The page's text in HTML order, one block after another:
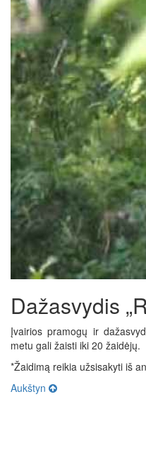
Dažasvydis
Įvairios pramogų ir
metu gali žaisti iki 20 žaidėjų.
*Žaidimą reikia užsisakyti iš
Aukštyn